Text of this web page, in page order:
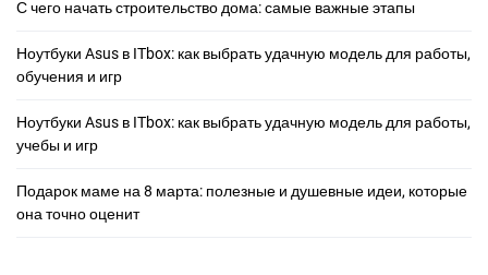
С чего начать строительство дома: самые важные этапы
Ноутбуки Asus в ITbox: как выбрать удачную модель для работы,
обучения и игр
Ноутбуки Asus в ITbox: как выбрать удачную модель для работы,
учебы и игр
Подарок маме на 8 марта: полезные и душевные идеи, которые
она точно оценит